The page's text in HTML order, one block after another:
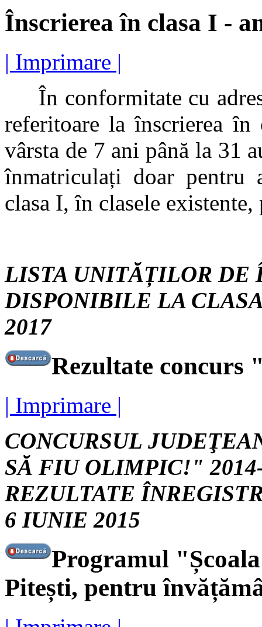
Înscrierea în clasa I -
| Imprimare |
În conformitate cu
referitoare la înscrierea
vârsta de 7 ani până la 31
înmatriculați doar pentru
clasa I, în clasele
LISTA UNITĂȚILOR DE
DISPONIBILE LA
2017
Rezultate concurs
| Imprimare |
CONCURSUL
SĂ FIU OLIMPIC!"
REZULTATE
6 IUNIE 2015
Programul
Pitești, pentru